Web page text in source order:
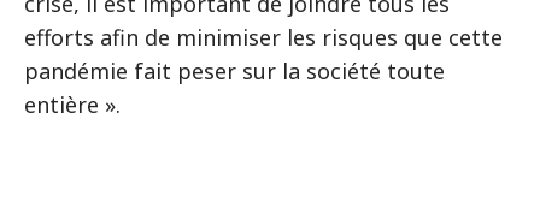
efforts afin de minimiser les risques que cette
pandémie fait peser sur la société toute
entière ».